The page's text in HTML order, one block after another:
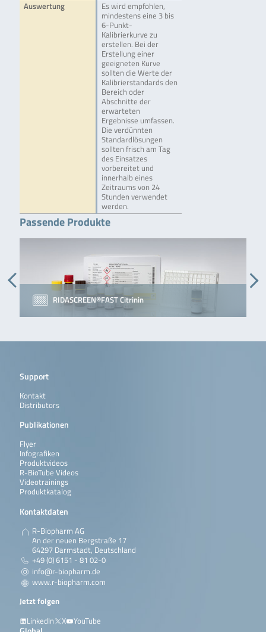
Auswertung
Es wird empfohlen,
mindestens eine 3 bis
6-Punkt-
Kalibrierkurve zu
erstellen. Bei der
Erstellung einer
geeigneten Kurve
sollten die Werte der
Kalibrierstandards den
Bereich oder
Abschnitte der
erwarteten
Ergebnisse umfassen.
Die verdünnten
Standardlösungen
sollten frisch am Tag
des Einsatzes
vorbereitet und
innerhalb eines
Zeitraums von 24
Stunden verwendet
werden.
Passende Produkte
RIDASCREEN®FAST Citrinin
Support
Kontakt
Distributors
Publikationen
Flyer
Infografiken
Produktvideos
R-BioTube Videos
Videotrainings
Produktkatalog
Kontaktdaten
R-Biopharm AG
An der neuen Bergstraße 17
64297 Darmstadt, Deutschland
+49 (0) 6151 - 81 02-0
info@r-biopharm.de
www.r-biopharm.com
Jetzt folgen
LinkedIn
X YouTube